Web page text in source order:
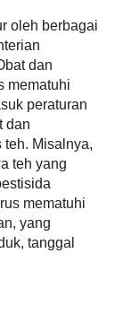
oleh berbagai
dan
mematuhi
peraturan
dan
teh. Misalnya,
teh yang
mematuhi
yang
tanggal